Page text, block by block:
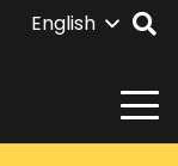
English